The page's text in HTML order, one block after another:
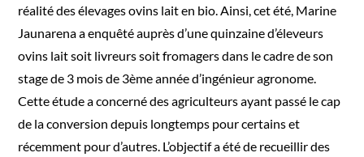
réalité des élevages ovins lait en bio. Ainsi, cet été, Marine
Jaunarena a enquêté auprès d’une quinzaine d’éleveurs
ovins lait soit livreurs soit fromagers dans le cadre de son
stage de 3 mois de 3ème année d’ingénieur agronome.
Cette étude a concerné des agriculteurs ayant passé le cap
de la conversion depuis longtemps pour certains et
récemment pour d’autres. L’objectif a été de recueillir des